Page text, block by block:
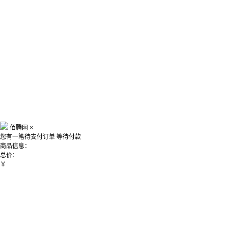
佰腾网 ×
您有一笔待支付订单 等待付款
商品信息：
总价：
￥